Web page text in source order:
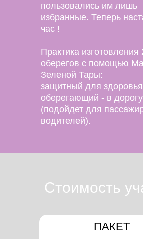
пользовались им лишь
избранные. Теперь
час !
Практика изготовления
оберегов с помощью
Зеленой Тары:
защитный для
оберегающий - в дорогу
(подойдет для
водителей).
Стоимость
ПАКЕТ